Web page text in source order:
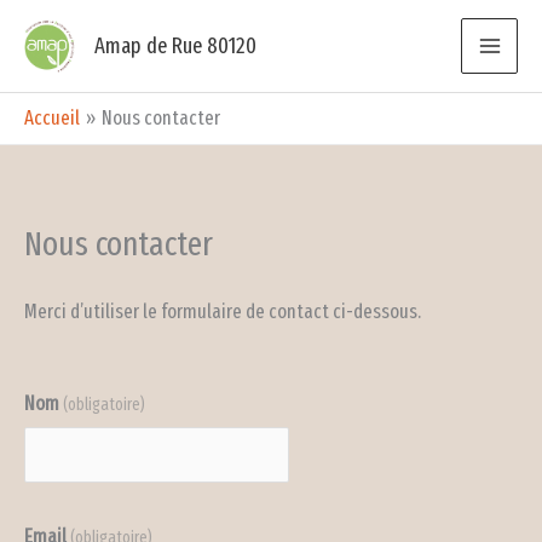
contenu
Amap de Rue 80120
Accueil Nous contacter
Nous contacter
Merci d’utiliser le formulaire de contact ci-dessous.
Nom (obligatoire)
Email (obligatoire)